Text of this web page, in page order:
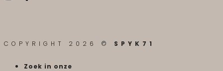
COPYRIGHT 2026 © SPYK71
Zoek in onze